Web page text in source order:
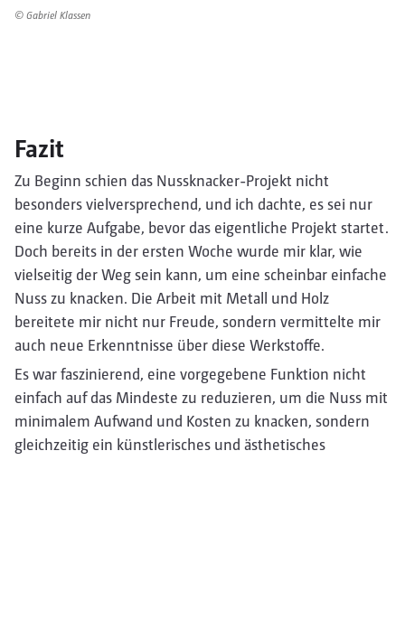
© Gabriel Klassen
Fazit
Zu Beginn schien das Nussknacker-Projekt nicht
besonders vielversprechend, und ich dachte, es sei nur
eine kurze Aufgabe, bevor das eigentliche Projekt startet.
Doch bereits in der ersten Woche wurde mir klar, wie
vielseitig der Weg sein kann, um eine scheinbar einfache
Nuss zu knacken. Die Arbeit mit Metall und Holz
bereitete mir nicht nur Freude, sondern vermittelte mir
auch neue Erkenntnisse über diese Werkstoffe.
Es war faszinierend, eine vorgegebene Funktion nicht
einfach auf das Mindeste zu reduzieren, um die Nuss mit
minimalem Aufwand und Kosten zu knacken, sondern
gleichzeitig ein künstlerisches und ästhetisches